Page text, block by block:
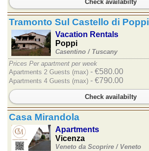
Check availabilty
Tramonto Sul Castello di Poppi
Vacation Rentals
Poppi
Casentino / Tuscany
Prices Per apartment per week
Apartments 2 Guests (max) - €580.00
Apartments 4 Guests (max) - €790.00
Check availabilty
Casa Mirandola
Apartments
Vicenza
Veneto da Scoprire / Veneto